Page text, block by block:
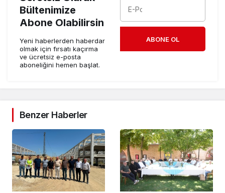
Bültenimize
Abone Olabilirsin
Yeni haberlerden haberdar
olmak için fırsatı kaçırma
ve ücretsiz e-posta
aboneliğini hemen başlat.
ABONE OL
Benzer Haberler